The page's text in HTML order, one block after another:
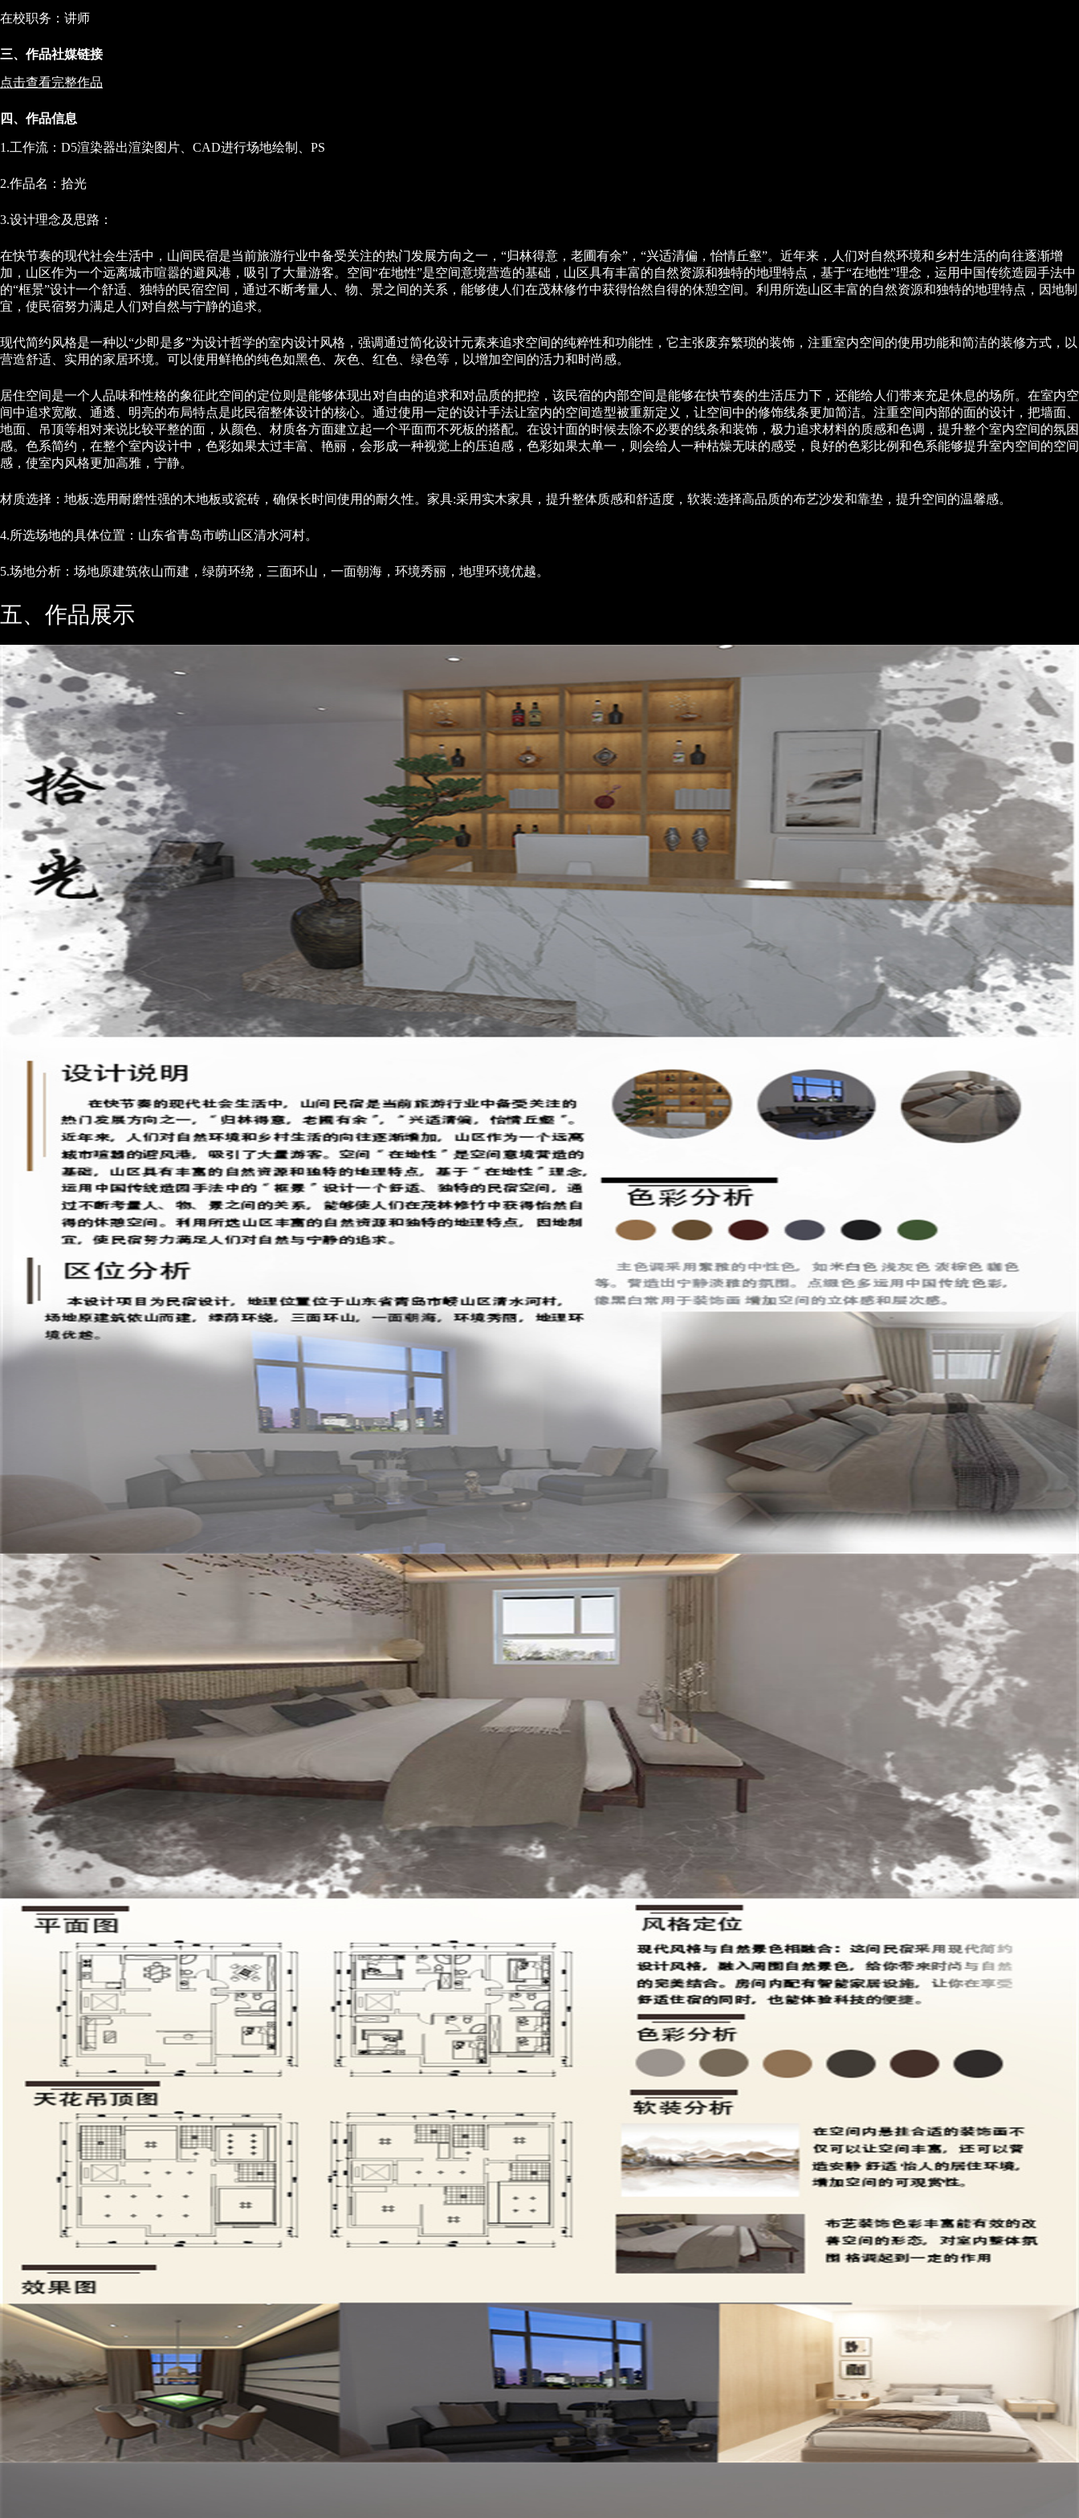
在校职务：讲师
三、作品社媒链接
点击查看完整作品
四、作品信息
1.工作流：D5渲染器出渲染图片、CAD进行场地绘制、PS
2.作品名：拾光
3.设计理念及思路：
在快节奏的现代社会生活中，山间民宿是当前旅游行业中备受关注的热门发展方向之一，“归林得意，老圃有余”，“兴适清偏，怡情丘壑”。近年来，人们对自然环境和乡村生活的向往逐渐增
加，山区作为一个远离城市喧嚣的避风港，吸引了大量游客。空间“在地性”是空间意境营造的基础，山区具有丰富的自然资源和独特的地理特点，基于“在地性”理念，运用中国传统造园手法中
的“框景”设计一个舒适、独特的民宿空间，通过不断考量人、物、景之间的关系，能够使人们在茂林修竹中获得怡然自得的休憩空间。利用所选山区丰富的自然资源和独特的地理特点，因地制
宜，使民宿努力满足人们对自然与宁静的追求。
现代简约风格是一种以“少即是多”为设计哲学的室内设计风格，强调通过简化设计元素来追求空间的纯粹性和功能性，它主张废弃繁琐的装饰，注重室内空间的使用功能和简洁的装修方式，以
营造舒适、实用的家居环境。可以使用鲜艳的纯色如黑色、灰色、红色、绿色等，以增加空间的活力和时尚感。
居住空间是一个人品味和性格的象征此空间的定位则是能够体现出对自由的追求和对品质的把控，该民宿的内部空间是能够在快节奏的生活压力下，还能给人们带来充足休息的场所。在室内空
间中追求宽敞、通透、明亮的布局特点是此民宿整体设计的核心。通过使用一定的设计手法让室内的空间造型被重新定义，让空间中的修饰线条更加简洁。注重空间内部的面的设计，把墙面、
地面、吊顶等相对来说比较平整的面，从颜色、材质各方面建立起一个平面而不死板的搭配。在设计面的时候去除不必要的线条和装饰，极力追求材料的质感和色调，提升整个室内空间的氛困
感。色系简约，在整个室内设计中，色彩如果太过丰富、艳丽，会形成一种视觉上的压迫感，色彩如果太单一，则会给人一种枯燥无味的感受，良好的色彩比例和色系能够提升室内空间的空间
感，使室内风格更加高雅，宁静。
材质选择：地板:选用耐磨性强的木地板或瓷砖，确保长时间使用的耐久性。家具:采用实木家具，提升整体质感和舒适度，软装:选择高品质的布艺沙发和靠垫，提升空间的温馨感。
4.所选场地的具体位置：山东省青岛市崂山区清水河村。
5.场地分析：场地原建筑依山而建，绿荫环绕，三面环山，一面朝海，环境秀丽，地理环境优越。
五、作品展示